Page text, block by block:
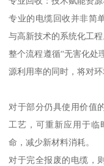
专业的电缆回收并非简
与高新技术的系统化工程
整个流程遵循“无害化处
源利用率的同时，将对环
对于部分仍具使用价值
工艺，可重新应用于
命，减少新材料消耗。
对于完全报废的电缆，